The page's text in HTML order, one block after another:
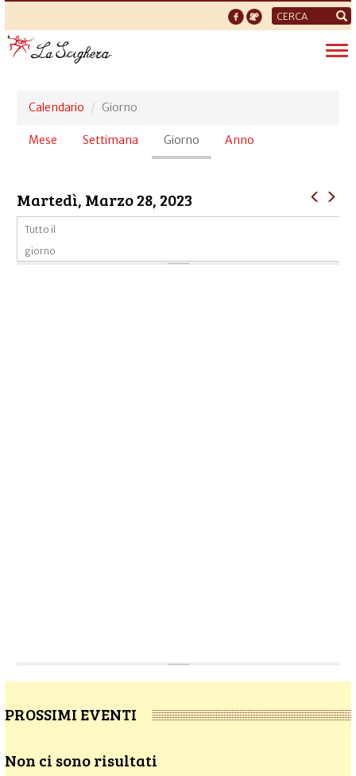
Form
di
ricerca
Calendario Giorno
Schede
Mese Settimana Giorno (scheda
attiva)
Anno
Martedì, Marzo 28, 2023
Tutto il
giorno
PROSSIMI EVENTI
Non ci sono risultati